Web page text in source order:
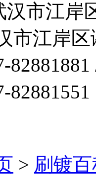
汉市江岸
市江岸
82881551
> 刷镀